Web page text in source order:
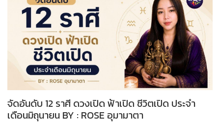
จัดอันดับ 12 ราศี ดวงเปิด ฟ้าเปิด ชีวิตเปิด ประจำ
เดือนมิถุนายน BY : ROSE อุมามาตา